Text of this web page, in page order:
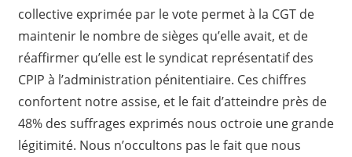
collective exprimée par le vote permet à la CGT de
maintenir le nombre de sièges qu’elle avait, et de
réaffirmer qu’elle est le syndicat représentatif des
CPIP à l’administration pénitentiaire. Ces chiffres
confortent notre assise, et le fait d’atteindre près de
48% des suffrages exprimés nous octroie une grande
légitimité. Nous n’occultons pas le fait que nous